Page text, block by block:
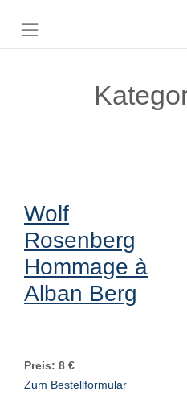
Wolf
Rosenberg
Hommage à
Alban Berg
Preis: 8 €
Zum Bestellformular